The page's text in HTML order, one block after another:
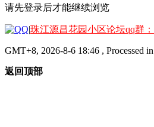
请先登录后才能继续浏览
|珠江源昌花园小区论坛qq群：
GMT+8, 2026-8-6 18:46 , Processed
返回顶部